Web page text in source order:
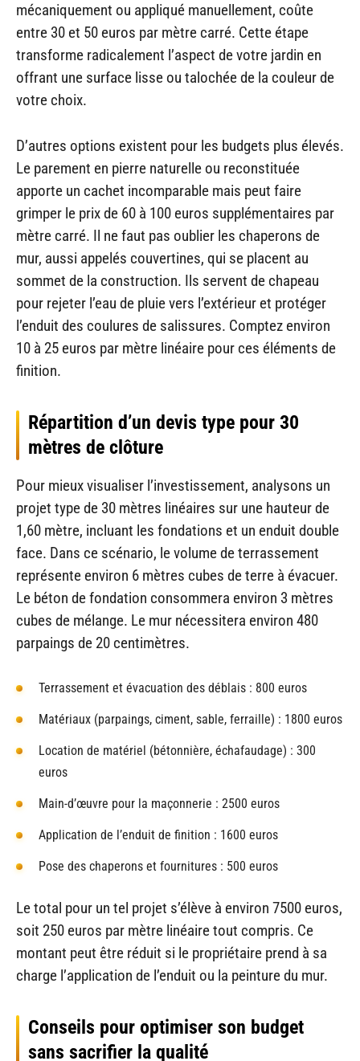
mécaniquement ou appliqué manuellement, coûte
entre 30 et 50 euros par mètre carré. Cette étape
transforme radicalement l’aspect de votre jardin en
offrant une surface lisse ou talochée de la couleur de
votre choix.
D’autres options existent pour les budgets plus élevés.
Le parement en pierre naturelle ou reconstituée
apporte un cachet incomparable mais peut faire
grimper le prix de 60 à 100 euros supplémentaires par
mètre carré. Il ne faut pas oublier les chaperons de
mur, aussi appelés couvertines, qui se placent au
sommet de la construction. Ils servent de chapeau
pour rejeter l’eau de pluie vers l’extérieur et protéger
l’enduit des coulures de salissures. Comptez environ
10 à 25 euros par mètre linéaire pour ces éléments de
finition.
Répartition d’un devis type pour 30
mètres de clôture
Pour mieux visualiser l’investissement, analysons un
projet type de 30 mètres linéaires sur une hauteur de
1,60 mètre, incluant les fondations et un enduit double
face. Dans ce scénario, le volume de terrassement
représente environ 6 mètres cubes de terre à évacuer.
Le béton de fondation consommera environ 3 mètres
cubes de mélange. Le mur nécessitera environ 480
parpaings de 20 centimètres.
Terrassement et évacuation des déblais : 800 euros
Matériaux (parpaings, ciment, sable, ferraille) : 1800 euros
Location de matériel (bétonnière, échafaudage) : 300
euros
Main-d’œuvre pour la maçonnerie : 2500 euros
Application de l’enduit de finition : 1600 euros
Pose des chaperons et fournitures : 500 euros
Le total pour un tel projet s’élève à environ 7500 euros,
soit 250 euros par mètre linéaire tout compris. Ce
montant peut être réduit si le propriétaire prend à sa
charge l’application de l’enduit ou la peinture du mur.
Conseils pour optimiser son budget
sans sacrifier la qualité